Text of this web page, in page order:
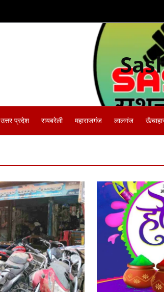
उत्तर प्रदेश रायबरेली महाराजगंज लालगंज